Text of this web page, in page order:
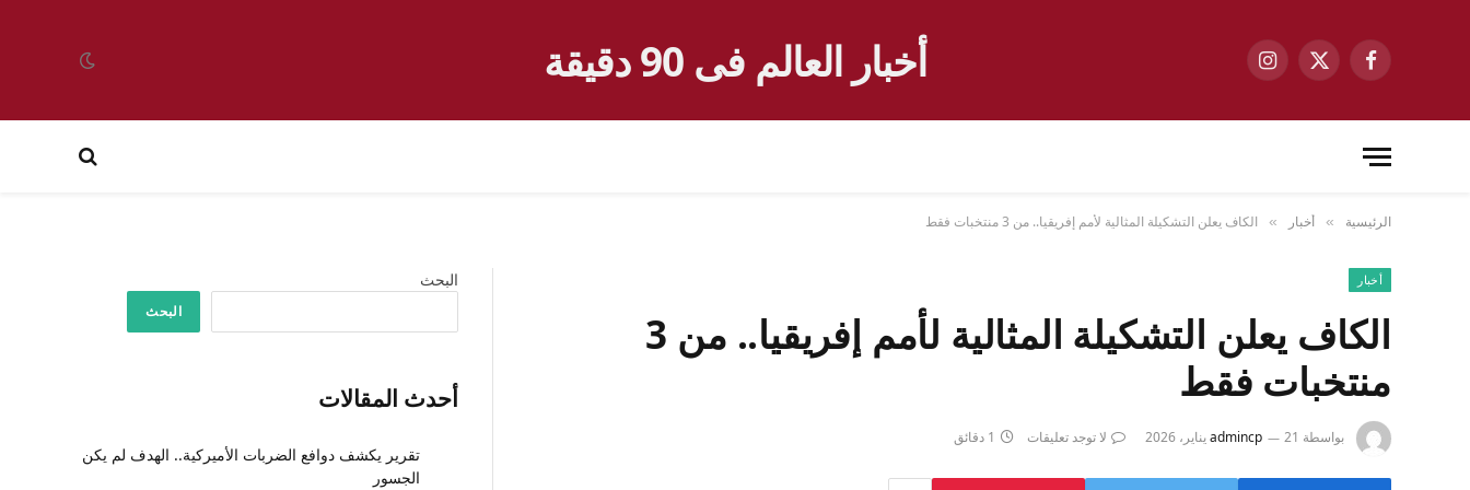
فيسبوكX
الانستغرام أخبار العالم فى 90 دقيقة
الرئيسية » أخبار » الكاف يعلن التشكيلة المثالية لأمم إفريقيا.. من 3 منتخبات فقط
أخبار
الكاف يعلن التشكيلة المثالية لأمم إفريقيا.. من 3
منتخبات فقط
بواسطة admincp 21 يناير، 2026 لا توجد تعليقات 1 دقائق
البحث
البحث
أحدث المقالات
تقرير يكشف دوافع الضربات الأميركية.. الهدف لم يكن
الجسور